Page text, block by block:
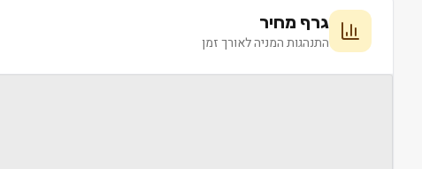
גרף מחיר
התנהגות המניה לאורך זמן